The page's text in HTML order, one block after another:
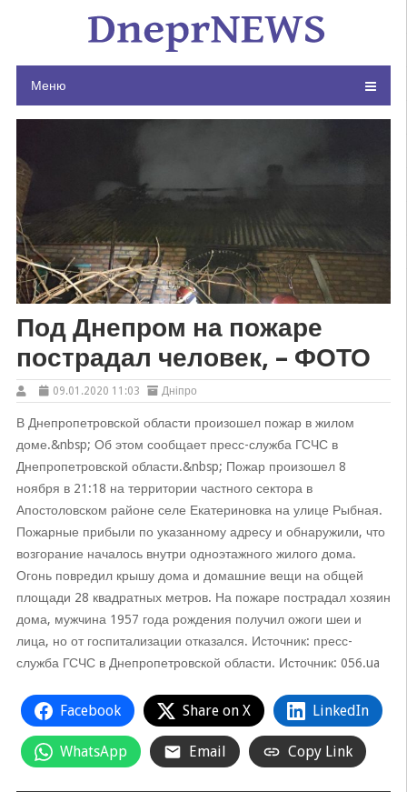
Меню
Под Днепром на пожаре
пострадал человек, – ФОТО
09.01.2020 11:03 Дніпро
В Днепропетровской области произошел пожар в жилом
доме.&nbsp; Об этом сообщает пресс-служба ГСЧС в
Днепропетровской области.&nbsp; Пожар произошел 8
ноября в 21:18 на территории частного сектора в
Апостоловском районе селе Екатериновка на улице Рыбная.
Пожарные прибыли по указанному адресу и обнаружили, что
возгорание началось внутри одноэтажного жилого дома.
Огонь повредил крышу дома и домашние вещи на общей
площади 28 квадратных метров. На пожаре пострадал хозяин
дома, мужчина 1957 года рождения получил ожоги шеи и
лица, но от госпитализации отказался. Источник: пресс-
служба ГСЧС в Днепропетровской области. Источник: 056.ua
Facebook Share on X LinkedIn
WhatsApp Email Copy Link